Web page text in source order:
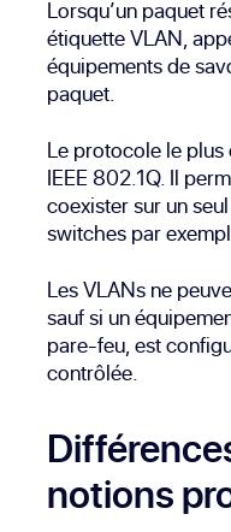
Lorsqu’un paquet
étiquette VLAN,
équipements de
paquet.
Le protocole le
IEEE 802.1Q. Il
coexister sur un
switches par
Les VLANs ne
sauf si un
pare-feu, est
contrôlée.
notions